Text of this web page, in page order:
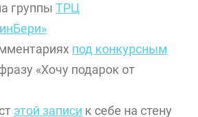
группыТРЦ
под конкурсным
«Хочу подарок от
этой записи к себе на стену